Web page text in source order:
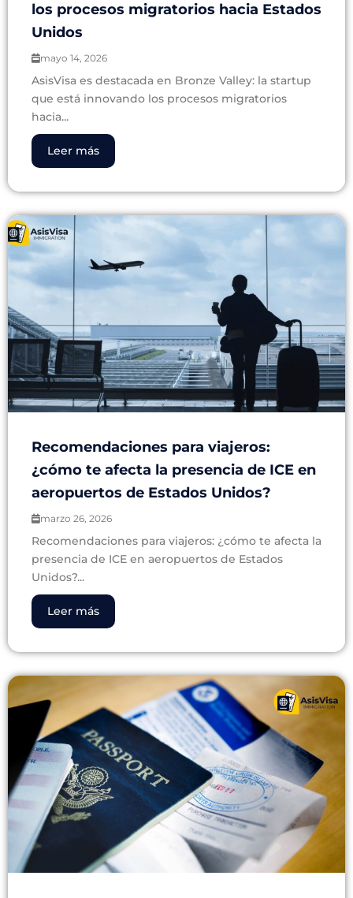
los procesos migratorios hacia Estados
Unidos
mayo 14, 2026
AsisVisa es destacada en Bronze Valley: la startup
que está innovando los procesos migratorios
hacia...
Leer más
Recomendaciones para viajeros:
¿cómo te afecta la presencia de ICE en
aeropuertos de Estados Unidos?
marzo 26, 2026
Recomendaciones para viajeros: ¿cómo te afecta la
presencia de ICE en aeropuertos de Estados
Unidos?...
Leer más